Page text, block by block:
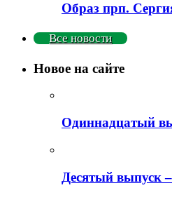
Образ прп.
Все новости
Новое на сайте
Одиннадцатый
Деcятый выпуск